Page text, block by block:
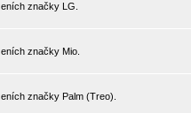
značky LG.
značky Mio.
značky Palm (Treo).